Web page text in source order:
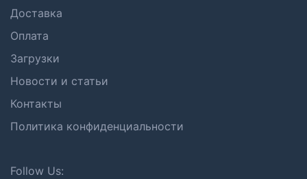
Доставка
Оплата
Загрузки
Новости и статьи
Контакты
Политика конфиденциальности
Follow Us: